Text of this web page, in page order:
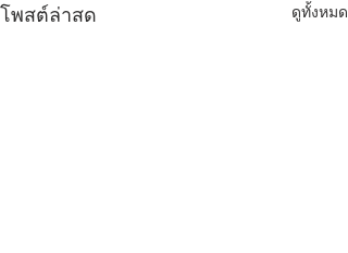
โพสต์ล่าสุด ดูทั้งหมด